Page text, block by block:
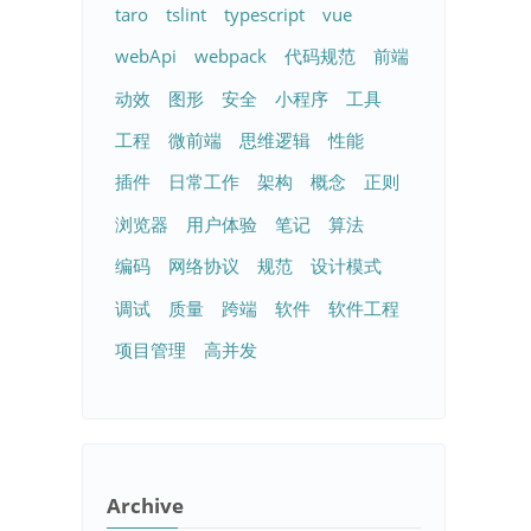
taro tslint typescript
vue
webApi
webpack 代码规范
前端
动效
图形 安全 小程序
工具
工程
微前端 思维逻辑
性能
插件
日常工作 架构 概念
正则
浏览器
用户体验 笔记
算法
编码
网络协议 规范
设计模式
调试
质量 跨端 软件
软件工程
项目管理
高并发
Archive